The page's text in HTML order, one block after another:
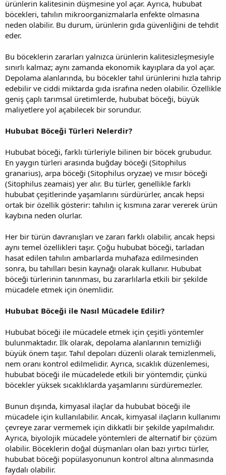
ürünlerin kalitesinin düşmesine yol açar. Ayrıca, hububat
böcekleri, tahılın mikroorganizmalarla enfekte olmasına
neden olabilir. Bu durum, ürünlerin gıda güvenliğini de tehdit
eder.
Bu böceklerin zararları yalnızca ürünlerin kalitesizleşmesiyle
sınırlı kalmaz; aynı zamanda ekonomik kayıplara da yol açar.
Depolama alanlarında, bu böcekler tahıl ürünlerini hızla tahrip
edebilir ve ciddi miktarda gıda israfına neden olabilir. Özellikle
geniş çaplı tarımsal üretimlerde, hububat böceği, büyük
maliyetlere yol açabilecek bir sorundur.
Hububat Böceği Türleri Nelerdir?
Hububat böceği, farklı türleriyle bilinen bir böcek grubudur.
En yaygın türleri arasında buğday böceği (Sitophilus
granarius), arpa böceği (Sitophilus oryzae) ve mısır böceği
(Sitophilus zeamais) yer alır. Bu türler, genellikle farklı
hububat çeşitlerinde yaşamlarını sürdürürler, ancak hepsi
ortak bir özellik gösterir: tahılın iç kısmına zarar vererek ürün
kaybına neden olurlar.
Her bir türün davranışları ve zararı farklı olabilir, ancak hepsi
aynı temel özellikleri taşır. Çoğu hububat böceği, tarladan
hasat edilen tahılın ambarlarda muhafaza edilmesinden
sonra, bu tahılları besin kaynağı olarak kullanır. Hububat
böceği türlerinin tanınması, bu zararlılarla etkili bir şekilde
mücadele etmek için önemlidir.
Hububat Böceği ile Nasıl Mücadele Edilir?
Hububat böceği ile mücadele etmek için çeşitli yöntemler
bulunmaktadır. İlk olarak, depolama alanlarının temizliği
büyük önem taşır. Tahıl depoları düzenli olarak temizlenmeli,
nem oranı kontrol edilmelidir. Ayrıca, sıcaklık düzenlemesi,
hububat böceği ile mücadelede etkili bir yöntemdir, çünkü
böcekler yüksek sıcaklıklarda yaşamlarını sürdüremezler.
Bunun dışında, kimyasal ilaçlar da hububat böceği ile
mücadele için kullanılabilir. Ancak, kimyasal ilaçların kullanımı
çevreye zarar vermemek için dikkatli bir şekilde yapılmalıdır.
Ayrıca, biyolojik mücadele yöntemleri de alternatif bir çözüm
olabilir. Böceklerin doğal düşmanları olan bazı yırtıcı türler,
hububat böceği popülasyonunun kontrol altına alınmasında
faydalı olabilir.